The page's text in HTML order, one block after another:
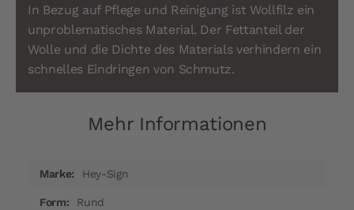
In Bezug auf Pflege und Reinigung ist Wollfilz ein
unproblematisches Material. Der Fettanteil der
Wolle und die Dichte des Materials verhindern ein
schnelles Eindringen von Schmutz.
Mehr Informationen
InformationenHey-Sign
Rund